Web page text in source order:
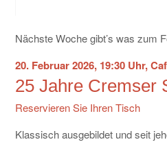
ÜBER EINEDRAHN
PRESSE
Nächste Woche gibt’s was zum
20. Februar 2026, 19:30 Uhr,
25 Jahre Cremser
Reservieren Sie Ihren Tisch
Klassisch ausgebildet und seit